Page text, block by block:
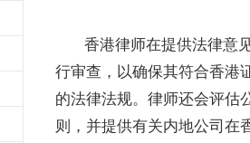
香港律师在提供法律意见
行审查，以确保其符合香港
的法律法规。律师还会评估
则，并提供有关内地公司在